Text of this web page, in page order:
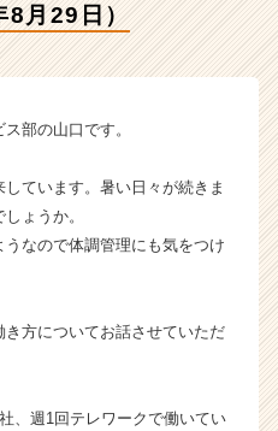
月29日）
部の山口です。
ています。暑い日々が続きま
ょうか。
なので体調管理にも気をつけ
方についてお話させていただ
、週1回テレワークで働いてい